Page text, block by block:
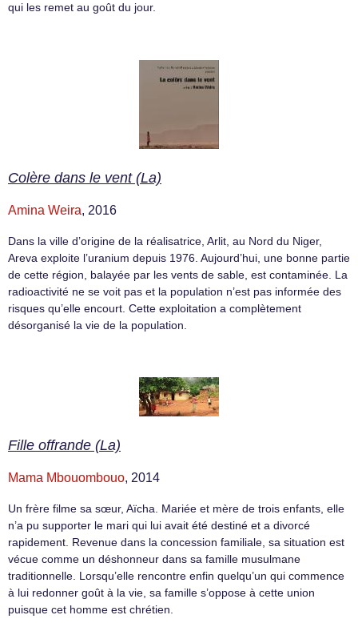
qui les remet au goût du jour.
Colère dans le vent (La)
Amina Weira, 2016
Dans la ville d’origine de la réalisatrice, Arlit, au Nord du Niger,
Areva exploite l’uranium depuis 1976. Aujourd’hui, une bonne partie
de cette région, balayée par les vents de sable, est contaminée. La
radioactivité ne se voit pas et la population n’est pas informée des
risques qu’elle encourt. Cette exploitation a complètement
désorganisé la vie de la population.
Fille offrande (La)
Mama Mbouombouo, 2014
Un frère filme sa sœur, Aïcha. Mariée et mère de trois enfants, elle
n’a pu supporter le mari qui lui avait été destiné et a divorcé
rapidement. Revenue dans la concession familiale, sa situation est
vécue comme un déshonneur dans sa famille musulmane
traditionnelle. Lorsqu’elle rencontre enfin quelqu’un qui commence
à lui redonner goût à la vie, sa famille s’oppose à cette union
puisque cet homme est chrétien.